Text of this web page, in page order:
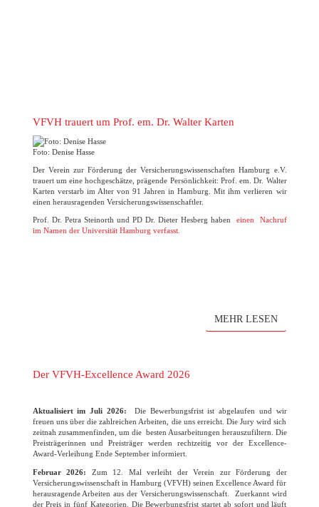
VFVH trauert um Prof. em. Dr. Walter Karten
Foto: Denise Hasse
Der Verein zur Förderung der Versicherungswissenschaften Hamburg e.V.
trauert um eine hochgeschätze, prägende Persönlichkeit: Prof. em. Dr. Walter
Karten verstarb im Alter von 91 Jahren in Hamburg. Mit ihm verlieren wir
einen herausragenden Versicherungswissenschaftler.
Prof. Dr. Petra Steinorth und PD Dr. Dieter Hesberg haben einen Nachruf
im Namen der Universität Hamburg verfasst.
MEHR LESEN
Der VFVH-Excellence Award 2026
Aktualisiert im Juli 2026:
Die Bewerbungsfrist ist abgelaufen und wir
freuen uns über die zahlreichen Arbeiten, die uns erreicht. Die Jury wird sich
zeitnah zusammenfinden, um die besten Ausarbeitungen herauszufiltern. Die
Preisträgerinnen und Preisträger werden rechtzeitig vor der Excellence-
Award-Verleihung Ende September informiert.
Februar 2026: Zum 12. Mal verleiht der Verein zur Förderung der
Versicherungswissenschaft in Hamburg (VFVH) seinen Excellence Award für
herausragende Arbeiten aus der Versicherungswissenschaft. Zuerkannt wird
der Preis in fünf Kategorien. Die Bewerbungsfrist startet ab sofort und läuft